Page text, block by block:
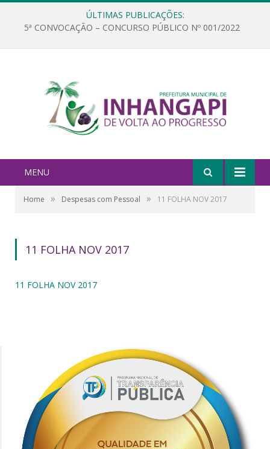
ÚLTIMAS PUBLICAÇÕES:
5ª CONVOCAÇÃO – CONCURSO PÚBLICO Nº 001/2022
MENU
Home » Despesas com Pessoal » 11 FOLHA NOV 2017
11 FOLHA NOV 2017
11 FOLHA NOV 2017